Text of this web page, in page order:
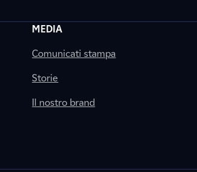
MEDIA
Comunicati stampa
Storie
Il nostro brand